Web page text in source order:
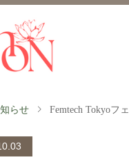
らせ Femtech Tokyoフ